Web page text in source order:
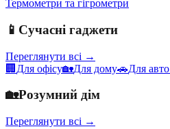
Термометри та гігрометри
📱 Сучасні гаджети
Переглянути всі →
🏢 Для офісу🏡Для дому🚗Для авто
🏡Розумний дім
Переглянути всі →